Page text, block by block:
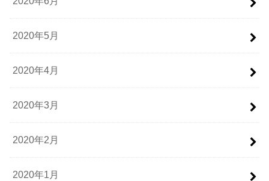
2020年5月
2020年4月
2020年3月
2020年2月
2020年1月